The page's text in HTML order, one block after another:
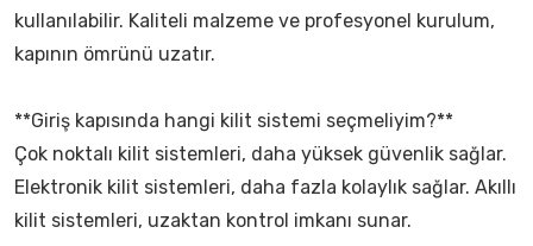
kullanılabilir. Kaliteli malzeme ve profesyonel kurulum,
kapının ömrünü uzatır.
**Giriş kapısında hangi kilit sistemi seçmeliyim?**
Çok noktalı kilit sistemleri, daha yüksek güvenlik sağlar.
Elektronik kilit sistemleri, daha fazla kolaylık sağlar. Akıllı
kilit sistemleri, uzaktan kontrol imkanı sunar.